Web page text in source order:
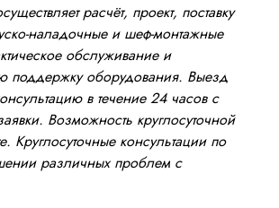
расчёт, проект, поставку
наладочные и шеф-монтажные
обслуживание и
поддержку оборудования. Выезд
в течение 24 часов с
Возможность круглосуточной
Круглосуточные консультации по
различных проблем с